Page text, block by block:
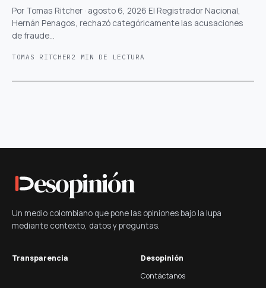
Por Tomas Ritcher · agosto 6, 2026 El Registrador Nacional,
Hernán Penagos, rechazó categóricamente las acusaciones
de fraude…
TOMAS RITCHER 2 MIN DE LECTURA
esopinión
Un medio colombiano que pone las opiniones bajo la lupa
mediante contexto, datos y preguntas.
Transparencia
Desopinión
Contáctanos